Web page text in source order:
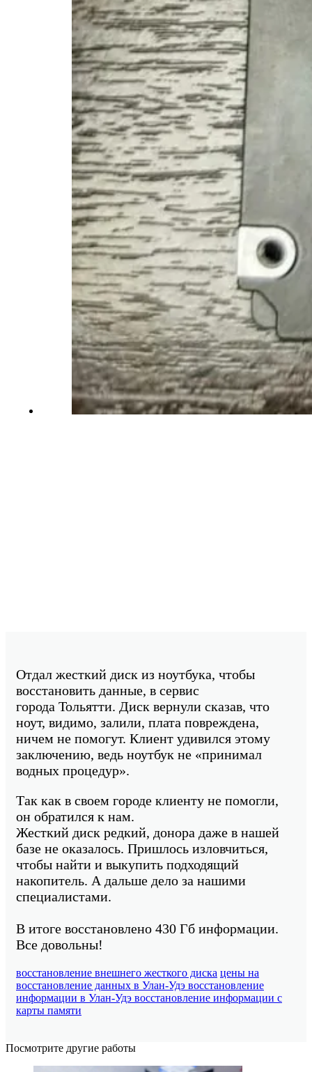
Отдал жесткий диск из ноутбука, чтобы
восстановить данные, в сервис
города Тольятти. Диск вернули сказав, что
ноут, видимо, залили, плата повреждена,
ничем не помогут. Клиент удивился этому
заключению, ведь ноутбук не «принимал
водных процедур».
Так как в своем городе клиенту не помогли,
он обратился к нам.
Жесткий диск редкий, донора даже в нашей
базе не оказалось. Пришлось изловчиться,
чтобы найти и выкупить подходящий
накопитель. А дальше дело за нашими
специалистами.
В итоге восстановлено 430 Гб информации.
Все довольны!
восстановление внешнего жесткого диска цены на
восстановление данных в Улан-Удэ восстановление
информации в Улан-Удэ восстановление информации с
карты памяти
Посмотрите другие работы